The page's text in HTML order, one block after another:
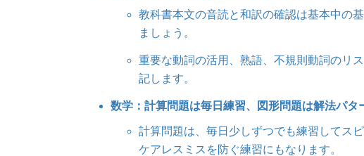
教科書本文の音読と和訳の確認は基本中の
ましょう。
重要な動詞の活用、熟語、不規則動詞のリ
記します。
数学：計算問題は毎日練習、図形問題は解法パタ
計算問題は、毎日少しずつでも練習してス
ケアレスミスを防ぐ練習にもなります。